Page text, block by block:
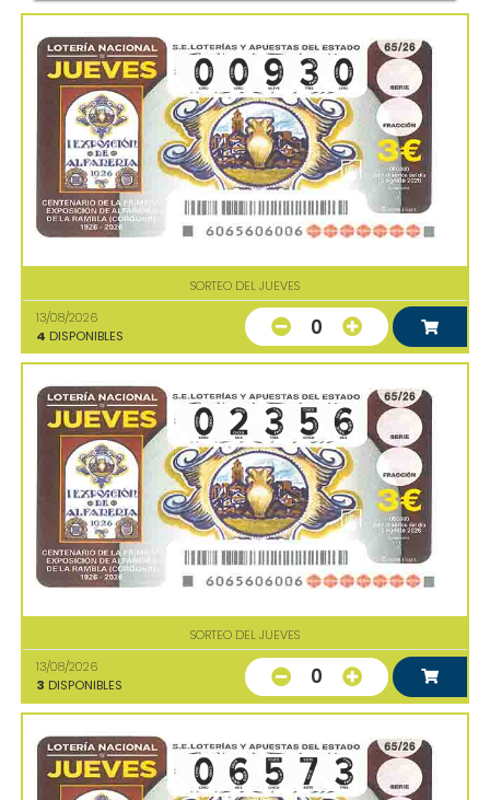
SORTEO DEL JUEVES
13/08/2026
4 DISPONIBLES 0
SORTEO DEL JUEVES
13/08/2026
3 DISPONIBLES 0